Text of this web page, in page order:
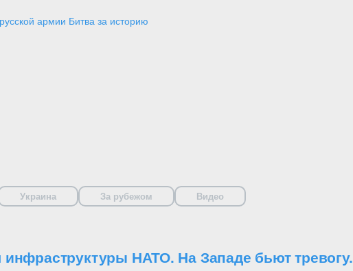
армии Битва за историю
Украина За рубежом Видео
НАТО. На Западе бьют тревогу.